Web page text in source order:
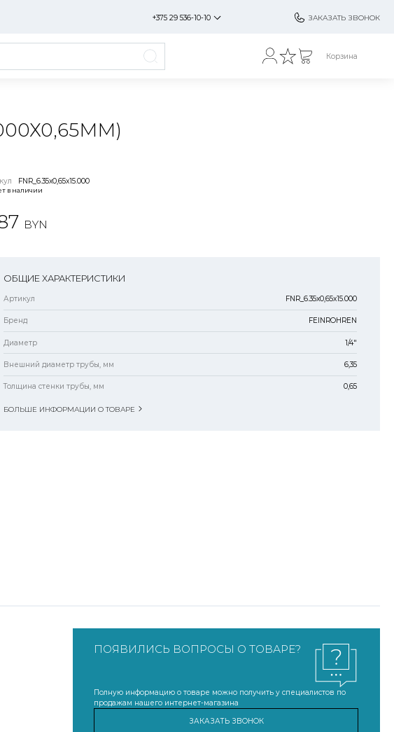
+375 29 536-10-10 ЗАКАЗАТЬ ЗВОНОК
Корзина
FNR_6.35x0,65x15.000
в наличии
BYN
ОБЩИЕ ХАРАКТЕРИСТИКИ
Артикул FNR_6.35x0,65x15.000
Бренд FEINROHREN
Диаметр 1/4"
Внешний диаметр трубы, мм 6,35
Толщина стенки трубы, мм 0,65
БОЛЬШЕ ИНФОРМАЦИИ О ТОВАРЕ
ПОЯВИЛИСЬ ВОПРОСЫ О ТОВАРЕ?
Полную информацию о товаре можно получить у специалистов по
продажам нашего интернет-магазина
ЗАКАЗАТЬ ЗВОНОК